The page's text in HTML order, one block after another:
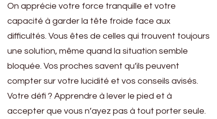
On apprécie votre force tranquille et votre
capacité à garder la tête froide face aux
difficultés. Vous êtes de celles qui trouvent toujours
une solution, même quand la situation semble
bloquée. Vos proches savent qu’ils peuvent
compter sur votre lucidité et vos conseils avisés.
Votre défi ? Apprendre à lever le pied et à
accepter que vous n’ayez pas à tout porter seule.